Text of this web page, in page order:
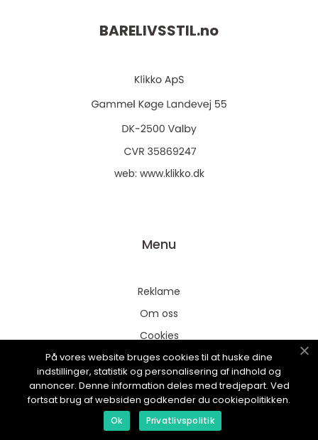
BARELIVSSTIL.no
web: www.klikko.dk
Menu
Reklame
Om oss
Cookies
Kontakt Oss
Sitemap
På vores website bruges cookies til at huske dine
indstillinger, statistik og personalisering af indhold og
annoncer. Denne information deles med tredjepart. Ved
fortsat brug af websiden godkender du cookiepolitikken.
Ok Privatlivspolitik